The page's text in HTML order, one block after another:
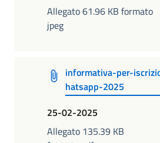
Allegato 61.96 KB formato
jpeg
informativa-per-
hatsapp-2025
25-02-2025
Allegato 135.39 KB